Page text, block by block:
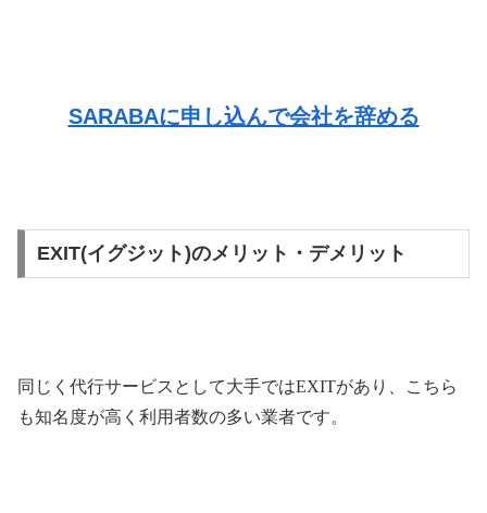
SARABAに申し込んで会社を辞める
EXIT(イグジット)のメリット・デメリット
同じく代行サービスとして大手ではEXITがあり、こちら
も知名度が高く利用者数の多い業者です。